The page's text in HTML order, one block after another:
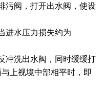
污阀，打开出水阀，使设
进水压力损失约为
冲洗出水阀，同时缓缓打
上视境中部相平时，即